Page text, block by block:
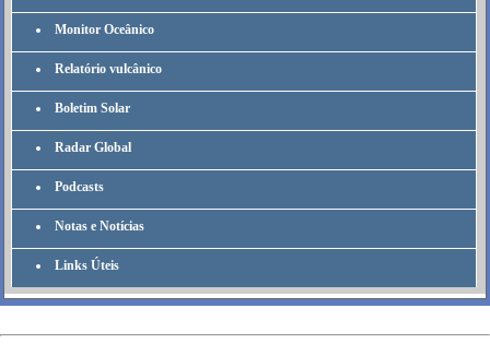
Monitor Oceânico
Relatório vulcânico
Boletim Solar
Radar Global
Podcasts
Notas e Notícias
Links Úteis